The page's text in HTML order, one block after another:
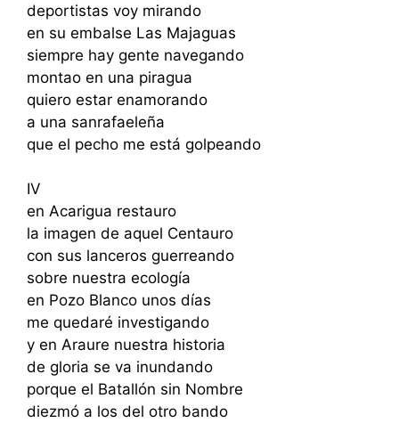
deportistas voy mirando
en su embalse Las Majaguas
siempre hay gente navegando
montao en una piragua
quiero estar enamorando
a una sanrafaeleña
que el pecho me está golpeando
IV
en Acarigua restauro
la imagen de aquel Centauro
con sus lanceros guerreando
sobre nuestra ecología
en Pozo Blanco unos días
me quedaré investigando
y en Araure nuestra historia
de gloria se va inundando
porque el Batallón sin Nombre
diezmó a los del otro bando